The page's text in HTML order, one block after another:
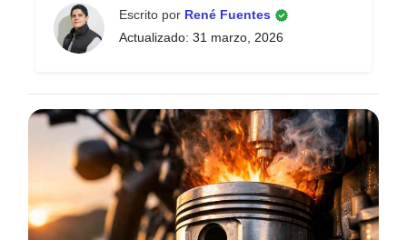
Escrito por René Fuentes
Actualizado: 31 marzo, 2026